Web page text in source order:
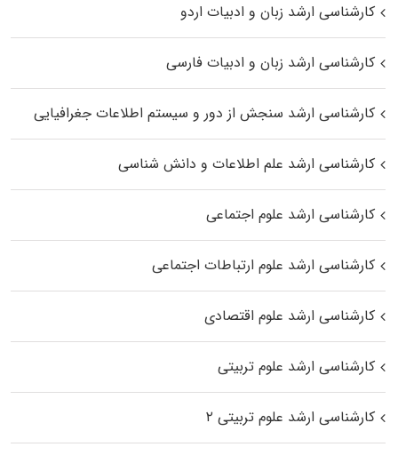
کارشناسی ارشد زبان و ادبیات اردو
کارشناسی ارشد زبان و ادبیات فارسی
کارشناسی ارشد سنجش از دور و سیستم اطلاعات جغرافیایی
کارشناسی ارشد علم اطلاعات و دانش شناسی
کارشناسی ارشد علوم اجتماعی
کارشناسی ارشد علوم ارتباطات اجتماعی
کارشناسی ارشد علوم اقتصادی
کارشناسی ارشد علوم تربیتی
کارشناسی ارشد علوم تربیتی ۲